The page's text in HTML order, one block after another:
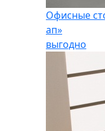
Офисные
ап»
выгодно